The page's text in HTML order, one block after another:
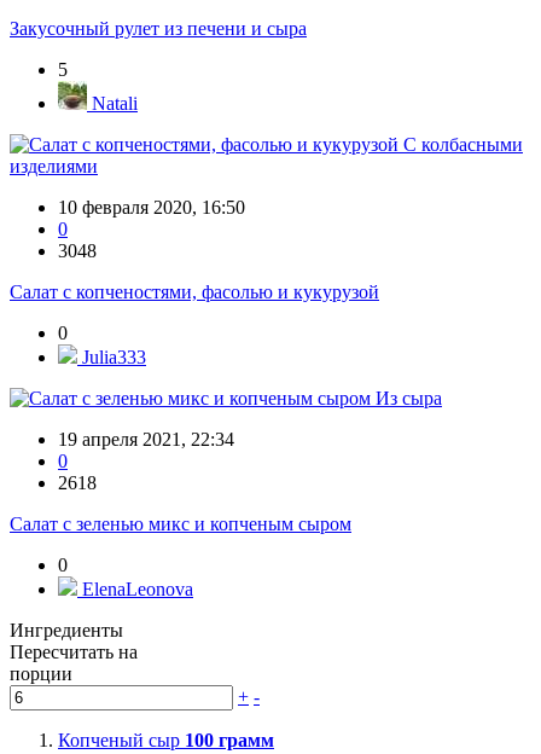
Закусочный рулет из печени и сыра
5
Natali
С колбасными
изделиями
10 февраля 2020, 16:50
0
3048
Салат с копченостями, фасолью и кукурузой
0
Julia333
Из сыра
19 апреля 2021, 22:34
0
2618
Салат с зеленью микс и копченым сыром
0
ElenaLeonova
Ингредиенты
Пересчитать на
порции
+ -
Копченый сыр 100 грамм